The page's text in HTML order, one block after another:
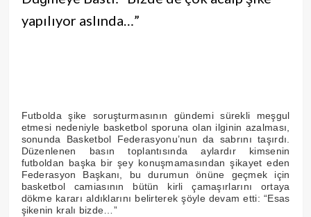
yapılıyor aslında…”
Futbolda şike soruşturmasının gündemi sürekli meşgul
etmesi nedeniyle basketbol sporuna olan ilginin azalması,
sonunda Basketbol Federasyonu’nun da sabrını taşırdı.
Düzenlenen basın toplantısında aylardır kimsenin
futboldan başka bir şey konuşmamasından şikayet eden
Federasyon Başkanı, bu durumun önüne geçmek için
basketbol camiasının bütün kirli çamaşırlarını ortaya
dökme kararı aldıklarını belirterek şöyle devam etti: “Esas
şikenin kralı bizde…”